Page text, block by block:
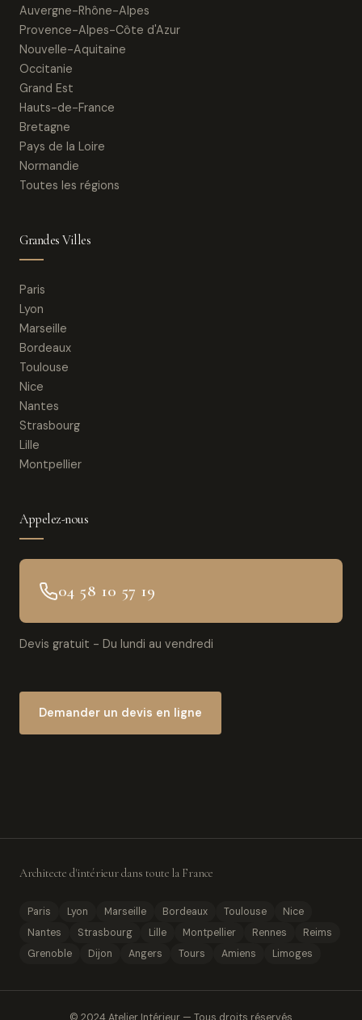
Auvergne-Rhône-Alpes
Provence-Alpes-Côte d'Azur
Nouvelle-Aquitaine
Occitanie
Grand Est
Hauts-de-France
Bretagne
Pays de la Loire
Normandie
Toutes les régions
Grandes Villes
Paris
Lyon
Marseille
Bordeaux
Toulouse
Nice
Nantes
Strasbourg
Lille
Montpellier
Appelez-nous
04 58 10 57 19
Devis gratuit - Du lundi au vendredi
Demander un devis en ligne
Architecte d'intérieur dans toute la France
Paris Lyon Marseille Bordeaux Toulouse
Nice
Nantes
Strasbourg Lille Montpellier Rennes
Reims
Grenoble
Dijon Angers Tours Amiens Limoges